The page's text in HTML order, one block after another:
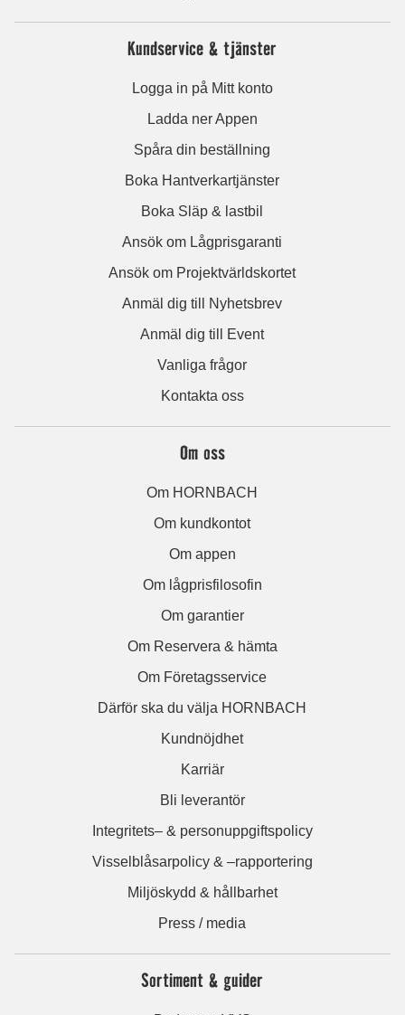
Kundservice & tjänster
Logga in på Mitt konto
Ladda ner Appen
Spåra din beställning
Boka Hantverkartjänster
Boka Släp & lastbil
Ansök om Lågprisgaranti
Ansök om Projektvärldskortet
Anmäl dig till Nyhetsbrev
Anmäl dig till Event
Vanliga frågor
Kontakta oss
Om oss
Om HORNBACH
Om kundkontot
Om appen
Om lågprisfilosofin
Om garantier
Om Reservera & hämta
Om Företagsservice
Därför ska du välja HORNBACH
Kundnöjdhet
Karriär
Bli leverantör
Integritets– & personuppgiftspolicy
Visselblåsarpolicy & –rapportering
Miljöskydd & hållbarhet
Press / media
Sortiment & guider